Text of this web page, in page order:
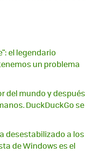
el legendario
un problema
del mundo y después
DuckDuckGo se
desestabilizado a los
de Windows es el